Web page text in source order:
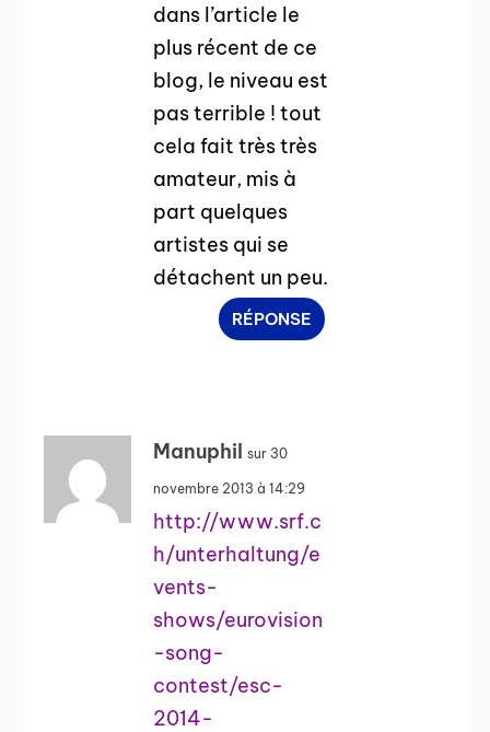
dans l’article le
plus récent de ce
blog, le niveau est
pas terrible ! tout
cela fait très très
amateur, mis à
part quelques
artistes qui se
détachent un peu.
RÉPONSE
Manuphil sur 30
novembre 2013 à 14:29
http://www.srf.c
h/unterhaltung/e
vents-
shows/eurovision
-song-
contest/esc-
2014-